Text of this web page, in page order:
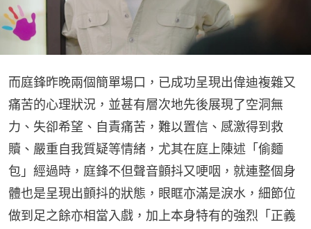
而庭鋒昨晚兩個簡單場口，已成功呈現出偉迪複雜又
痛苦的心理狀況，並甚有層次地先後展現了空洞無
力、失卻希望、自責痛苦，難以置信、感激得到救
贖、嚴重自我質疑等情緒，尤其在庭上陳述「偷麵
包」經過時，庭鋒不但聲音顫抖又哽咽，就連整個身
體也是呈現出顫抖的狀態，眼眶亦滿是淚水，細節位
做到足之餘亦相當入戲，加上本身特有的強烈「正義